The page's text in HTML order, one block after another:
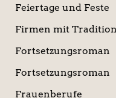
Feiertage und Feste
Firmen mit Tradition
Fortsetzungsroman
Fortsetzungsroman
Frauenberufe